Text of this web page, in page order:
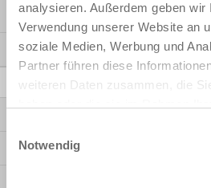
analysieren. Außerdem geben
Verwendung unserer Website an
soziale Medien, Werbung und
Partner führen diese
weiteren Daten zusammen, die
Notwendig
Rhinoceros Interface
More Possibilities
BIM / CAD
Reinforcement